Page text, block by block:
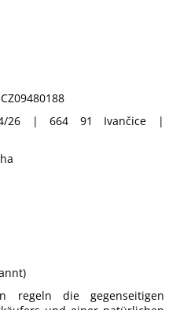
09480188
26 | 664 91 Ivančice
|
regeln die gegenseitigen